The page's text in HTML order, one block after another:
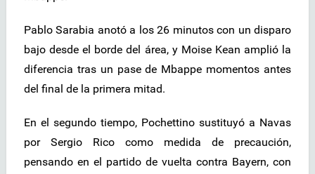
Pablo Sarabia anotó a los 26 minutos con un disparo
bajo desde el borde del área, y Moise Kean amplió la
diferencia tras un pase de Mbappe momentos antes
del final de la primera mitad.
En el segundo tiempo, Pochettino sustituyó a Navas
por Sergio Rico como medida de precaución,
pensando en el partido de vuelta contra Bayern, con